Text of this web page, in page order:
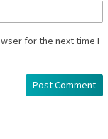
for the next time I